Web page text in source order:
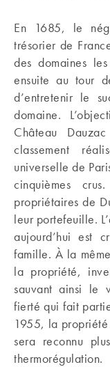
En 1685, le
trésorier de
des domaines
ensuite au tour
d’entretenir le
domaine.
Château
classement
universelle de
cinquièmes
propriétaires de
leur portefeuille.
aujourd’hui est
famille. À la
la propriété,
sauvant ainsi le
fierté qui fait
1955, la
sera reconnu
thermorégulation.